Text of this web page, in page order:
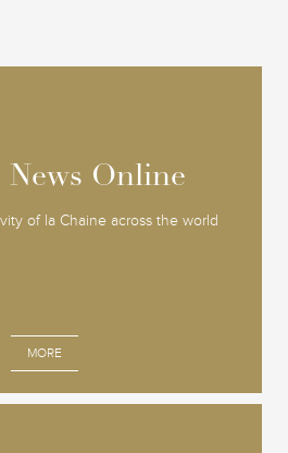
News Online
of la Chaine across the world
MORE
News Online